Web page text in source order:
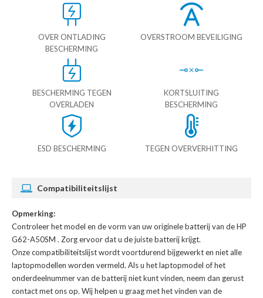
OVER ONTLADING
BESCHERMING
OVERSTROOM BEVEILIGING
BESCHERMING TEGEN
OVERLADEN
KORTSLUITING
BESCHERMING
ESD BESCHERMING TEGEN OVERVERHITTING
Compatibiliteitslijst
Opmerking:
Controleer het model en de vorm van uw originele batterij van de HP
G62-A50SM . Zorg ervoor dat u de juiste batterij krijgt.
Onze compatibiliteitslijst wordt voortdurend bijgewerkt en niet alle
laptopmodellen worden vermeld. Als u het laptopmodel of het
onderdeelnummer van de batterij niet kunt vinden, neem dan gerust
contact met ons op. Wij helpen u graag met het vinden van de